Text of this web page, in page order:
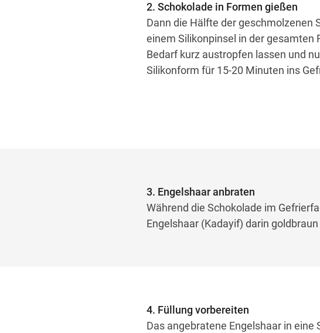
2. Schokolade in Formen gießen
Dann die Hälfte der geschmolzenen
einem Silikonpinsel in der gesamten
Bedarf kurz austropfen lassen und
Silikonform für 15-20 Minuten ins
3. Engelshaar anbraten
Während die Schokolade im
Engelshaar (Kadayif) darin
4. Füllung vorbereiten
Das angebratene Engelshaar in